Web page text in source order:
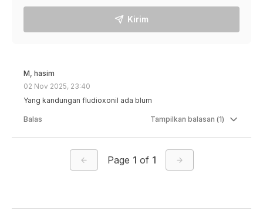
Kirim
M, hasim
02 Nov 2025, 23:40
Yang kandungan fludioxonil ada blum
Balas Tampilkan balasan (1)
Page 1 of 1